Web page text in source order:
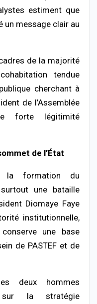
estiment que
un message clair au
de la majorité
tendue
cherchant à
de l’Assemblée
forte légitimité
de l’État
la formation du
une bataille
Diomaye Faye
institutionnelle,
une base
de PASTEF et de
deux hommes
sur la stratégie